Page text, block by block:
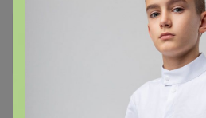
Золотой организатор
18 ноября, 2021 17:34